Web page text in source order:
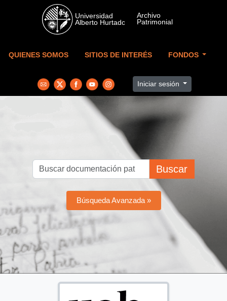
Skip to main content
QUIENES SOMOS SITIOS DE INTERÉS FONDOS
Iniciar sesión
Buscar
Búsqueda Avanzada »